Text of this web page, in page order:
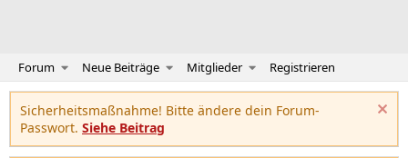
Forum Neue Beiträge Mitglieder Registrieren
Sicherheitsmaßnahme! Bitte ändere dein Forum-
Passwort. Siehe Beitrag